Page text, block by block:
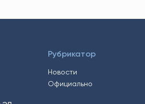
Рубрикатор
Новости
Официально